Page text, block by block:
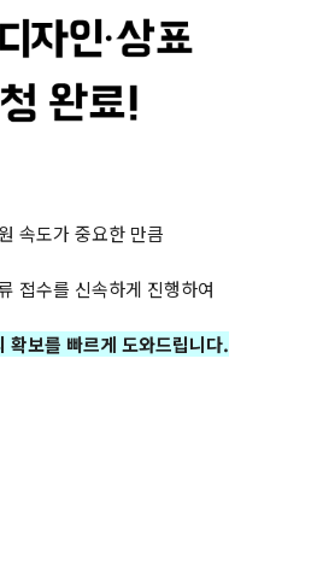
속도가 중요한 만큼
접수를 신속하게 진행하여
확보를 빠르게 도와드립니다.